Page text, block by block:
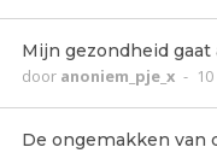
Mijn gezondheid
door anoniem_pje_x -
De ongemakken van